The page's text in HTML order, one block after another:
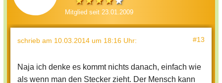
Mitglied seit 23.01.2009
schrieb am 10.03.2014 um 18:16 Uhr: #13
Naja ich denke es kommt nichts danach, einfach wie
als wenn man den Stecker zieht. Der Mensch kann